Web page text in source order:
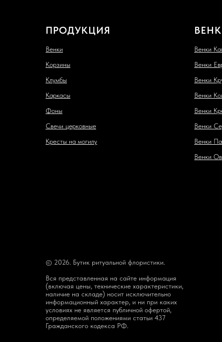
ПРОДУКЦИЯ
Венки
Корзины
Клумбы
Каркасы
Фоны
Свечи церковные
Кресты на могилу
Венки
Венки
Венки
Венки
Венки
Венки
Венки
Венки
© 2026. Бутик ритуальной флористики.
Вся представленная на сайте информация
(включая цены, технические характеристики,
наличие на складе) носит исключительно
информационный характер, и ни при каких
условиях не является публичной офертой,
определяемой положениями статьи 437
Гражданского кодекса РФ.